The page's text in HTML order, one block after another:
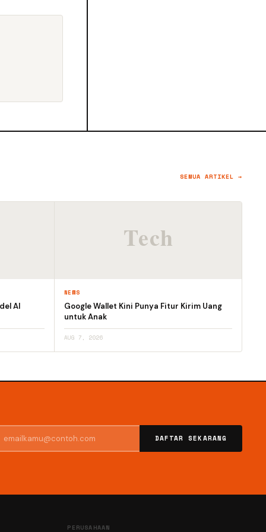
SEMUA ARTIKEL →
AI
NEWS
Google Wallet Kini Punya Fitur Kirim Uang
untuk Anak
AUG 7, 2026
DAFTAR SEKARANG
PERUSAHAAN